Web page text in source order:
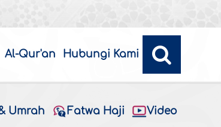
Al-Qur'an Hubungi Kami
Umrah Fatwa Haji Video